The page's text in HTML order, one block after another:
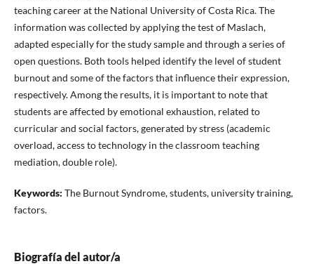
teaching career at the National University of Costa Rica. The
information was collected by applying the test of Maslach,
adapted especially for the study sample and through a series of
open questions. Both tools helped identify the level of student
burnout and some of the factors that influence their expression,
respectively. Among the results, it is important to note that
students are affected by emotional exhaustion, related to
curricular and social factors, generated by stress (academic
overload, access to technology in the classroom teaching
mediation, double role).
Keywords: The Burnout Syndrome, students, university training,
factors.
Biografía del autor/a